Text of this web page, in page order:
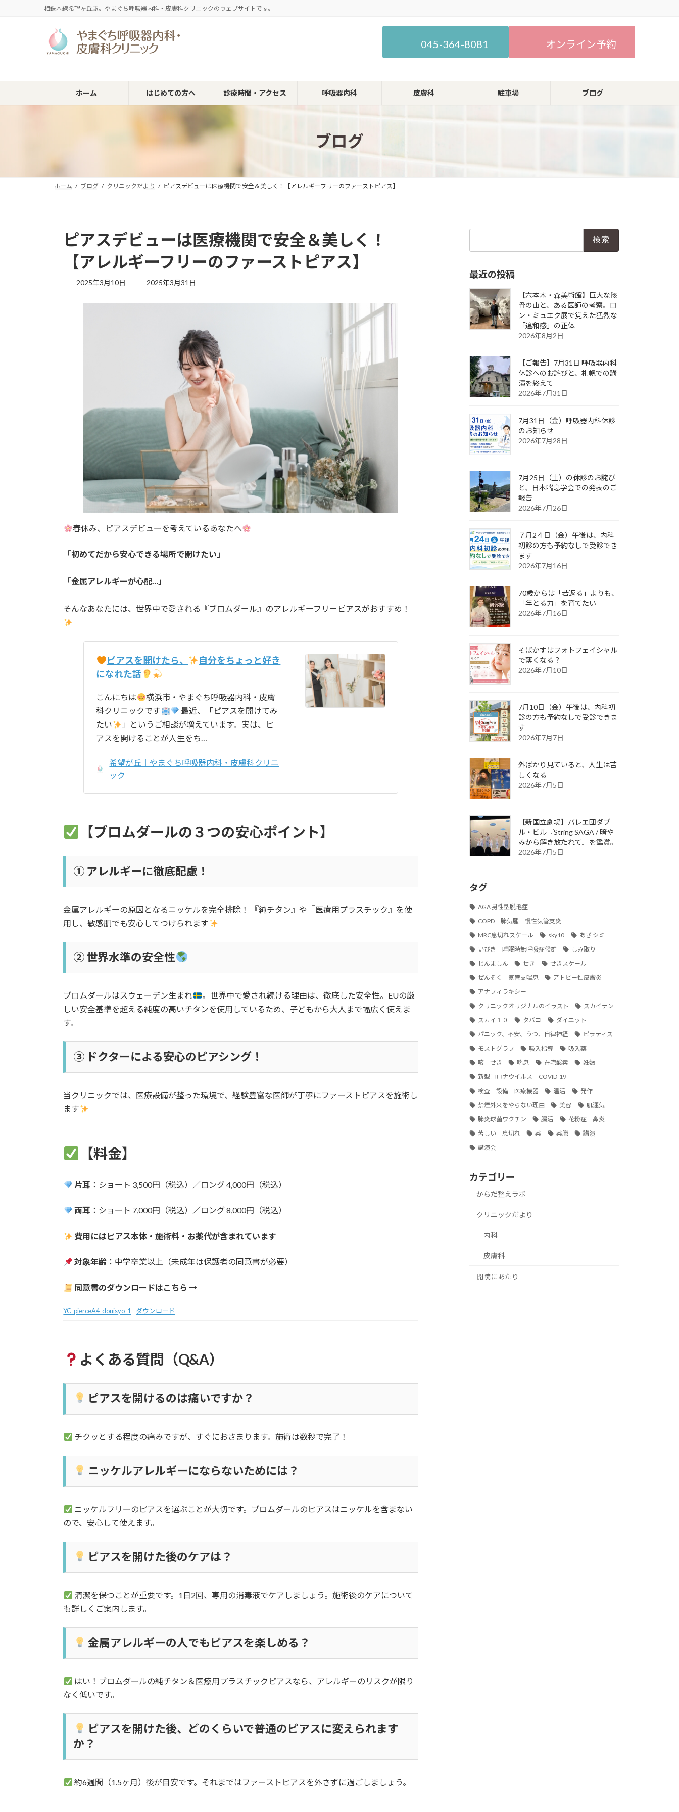
ッ
移
相鉄本線希望ヶ丘駅。やまぐち呼吸器内科・皮膚科クリニックのウェブサイトです。
045-364-8081 オンライン予約
ホーム はじめての方へ 診療時間・アクセス 呼吸器内科 皮膚科 駐車場 ブログ
ブログ
ホーム ブログ クリニックだより ピアスデビューは医療機関で安全＆美しく！【アレルギーフリーのファーストピアス】
ピアスデビューは医療機関で安全＆美しく！
【アレルギーフリーのファーストピアス】
2025年3月10日
最
更
2025年3月31日
春休み、ピアスデビューを考えているあなたへ
「初めてだから安心できる場所で開けたい」
「金属アレルギーが心配…」
そんなあなたには、世界中で愛される『ブロムダール』のアレルギーフリーピアスがおすすめ！
ピアスを開けたら、
自分をちょっと好き
になれた話
こんにちは
横浜市・やまぐち呼吸器内科・皮膚
科クリニックです
最近、「ピアスを開けてみ
たい
」というご相談が増えています。実は、ピ
アスを開けることが人生をち…
希望が丘｜やまぐち呼吸器内科・皮膚科クリニ
ック
【ブロムダールの３つの安心ポイント】
① アレルギーに徹底配慮！
金属アレルギーの原因となるニッケルを完全排除！ 『純チタン』や『医療用プラスチック』を使
用し、敏感肌でも安心してつけられます
② 世界水準の安全性
ブロムダールはスウェーデン生まれ
。世界中で愛され続ける理由は、徹底した安全性。EUの厳
しい安全基準を超える純度の高いチタンを使用しているため、子どもから大人まで幅広く使えま
す。
③ ドクターによる安心のピアシング！
当クリニックでは、医療設備が整った環境で、経験豊富な医師が丁寧にファーストピアスを施術し
ます
【料金】
片耳 ：ショート 3,500円（税込）／ロング 4,000円（税込）
両耳 ：ショート 7,000円（税込）／ロング 8,000円（税込）
費用にはピアス本体・施術料・お薬代が含まれています
対象年齢：中学卒業以上（未成年は保護者の同意書が必要）
同意書のダウンロードはこちら →
YC_pierceA4_douisyo-1 ダウンロード
よくある質問（Q&A）
ピアスを開けるのは痛いですか？
チクッとする程度の痛みですが、すぐにおさまります。施術は数秒で完了！
ニッケルアレルギーにならないためには？
ニッケルフリーのピアスを選ぶことが大切です。ブロムダールのピアスはニッケルを含まない
ので、安心して使えます。
ピアスを開けた後のケアは？
清潔を保つことが重要です。1日2回、専用の消毒液でケアしましょう。施術後のケアについて
も詳しくご案内します。
金属アレルギーの人でもピアスを楽しめる？
はい！ブロムダールの純チタン＆医療用プラスチックピアスなら、アレルギーのリスクが限り
なく低いです。
ピアスを開けた後、どのくらいで普通のピアスに変えられます
か？
約6週間（1.5ヶ月）後が目安です。それまではファーストピアスを外さずに過ごしましょう。
最近の投稿
【六本木・森美術館】巨大な骸
骨の山と、ある医師の考察。ロ
ン・ミュエク展で覚えた猛烈な
「違和感」の正体
2026年8月2日
【ご報告】7月31日 呼吸器内科
休診へのお詫びと、札幌での講
演を終えて
2026年7月31日
7月31日（金）呼吸器内科休診
のお知らせ
2026年7月28日
7月25日（土）の休診のお詫び
と、日本喘息学会での発表のご
報告
2026年7月26日
７月2４日（金）午後は、内科
初診の方も予約なしで受診でき
ます
2026年7月16日
70歳からは「若返る」よりも、
「年とる力」を育てたい
2026年7月16日
そばかすはフォトフェイシャル
で薄くなる？
2026年7月10日
7月10日（金）午後は、内科初
診の方も予約なしで受診できま
す
2026年7月7日
外ばかり見ていると、人生は苦
しくなる
2026年7月5日
【新国立劇場】バレエ団ダブ
ル・ビル『String SAGA / 暗や
みから解き放たれて』を鑑賞。
2026年7月5日
タグ
AGA 男性型脱毛症
COPD 肺気腫 慢性気管支炎
MRC息切れスケール
sky10
あざ シミ
いびき 睡眠時無呼吸症候群
しみ取り
じんましん
せき
せきスケール
ぜんそく 気管支喘息
アトピー性皮膚炎
アナフィラキシー
クリニックオリジナルのイラスト
スカイテン
スカイ１０
タバコ
ダイエット
パニック、不安、うつ、自律神経
ピラティス
モストグラフ
吸入指導
吸入薬
咳 せき
喘息 在宅酸素
妊娠
新型コロナウイルス COVID-19
検査 設備 医療機器
温活
発作
禁煙外来をやらない理由
美容
肌運気
肺炎球菌ワクチン
腸活
花粉症 鼻炎
苦しい 息切れ
薬 薬膳
講演
講演会
カテゴリー
からだ整えラボ
クリニックだより
内科
皮膚科
開院にあたり